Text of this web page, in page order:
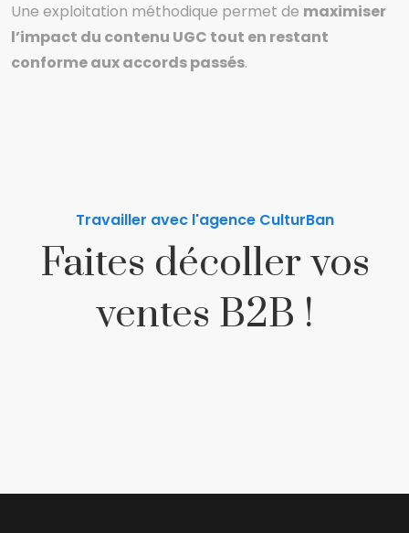
Une exploitation méthodique permet de maximiser
l’impact du contenu UGC tout en restant
conforme aux accords passés.
Travailler avec l'agence CulturBan
Faites décoller vos
ventes B2B !